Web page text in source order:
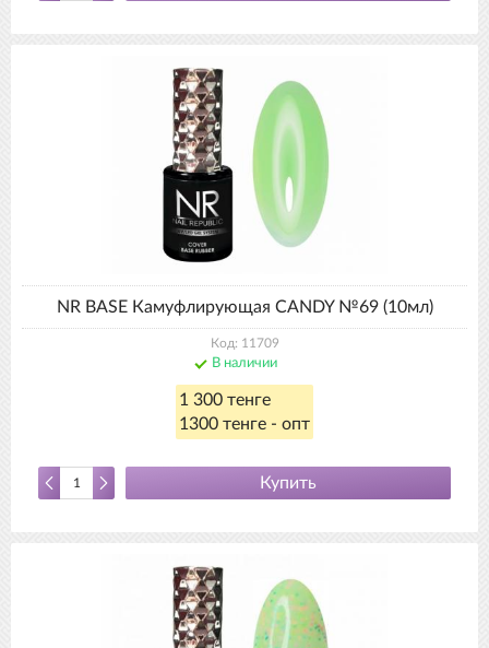
NR BASE Камуфлирующая CANDY №69 (10мл)
Код: 11709
В наличии
1 300 тенге
1300 тенге - опт
Купить